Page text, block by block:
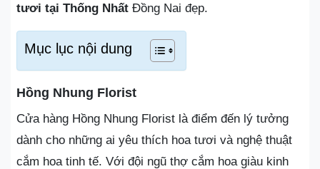
tươi tại Thống Nhất Đồng Nai đẹp.
Mục lục nội dung
Hồng Nhung Florist
Cửa hàng Hồng Nhung Florist là điểm đến lý tưởng
dành cho những ai yêu thích hoa tươi và nghệ thuật
cắm hoa tinh tế. Với đội ngũ thợ cắm hoa giàu kinh